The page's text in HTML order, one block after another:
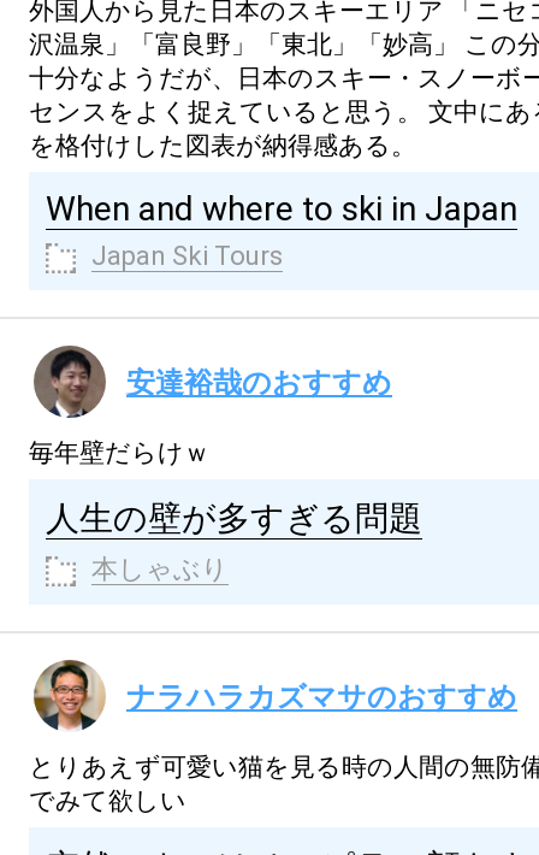
外国人から見た日本のスキーエリア 「ニセ
沢温泉」「富良野」「東北」「妙高」 この
十分なようだが、日本のスキー・スノーボ
センスをよく捉えていると思う。 文中に
を格付けした図表が納得感ある。
When and where to ski in Japan
Japan Ski Tours
安達裕哉のおすすめ
毎年壁だらけｗ
人生の壁が多すぎる問題
本しゃぶり
ナラハラカズマサのおすすめ
とりあえず可愛い猫を見る時の人間の無防
でみて欲しい